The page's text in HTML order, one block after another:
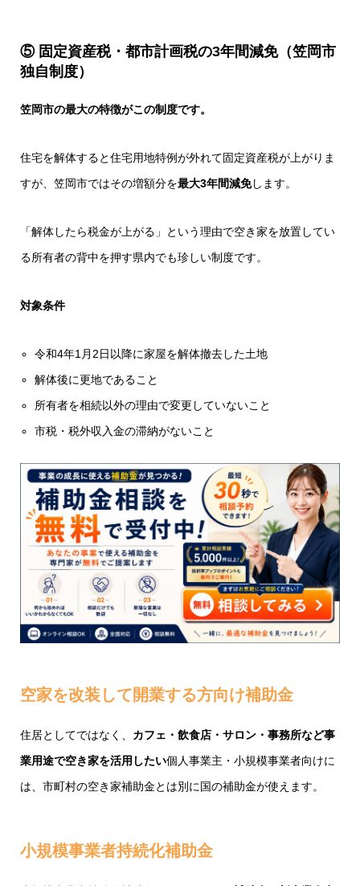
⑤ 固定資産税・都市計画税の3年間減免（笠岡市
独自制度）
笠岡市の最大の特徴がこの制度です。
住宅を解体すると住宅用地特例が外れて固定資産税が上がりま
すが、笠岡市ではその増額分を最大3年間減免します。
「解体したら税金が上がる」という理由で空き家を放置してい
る所有者の背中を押す県内でも珍しい制度です。
対象条件
令和4年1月2日以降に家屋を解体撤去した土地
解体後に更地であること
所有者を相続以外の理由で変更していないこと
市税・税外収入金の滞納がないこと
空家を改装して開業する方向け補助金
住居としてではなく、 カフェ・飲食店・サロン・事務所など事
業用途で空き家を活用したい個人事業主・小規模事業者向けに
は、市町村の空き家補助金とは別に国の補助金が使えます。
小規模事業者持続化補助金